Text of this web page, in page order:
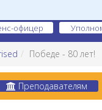
офицер
Победе - 80 лет!
Преподавателям